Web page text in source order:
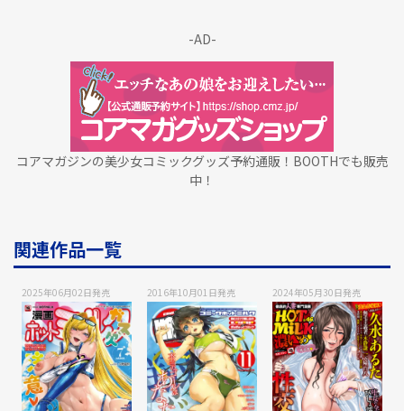
-AD-
コアマガジンの美少女コミックグッズ予約通販！BOOTHでも販売
中！
関連作品一覧
2025年06月02日発売 2016年10月01日発売 2024年05月30日発売